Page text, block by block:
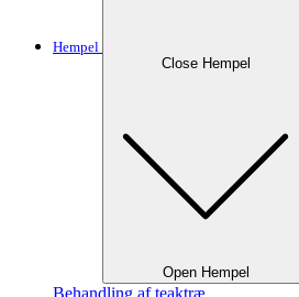
Hempel
Close Hempel
Open Hempel
Behandling af teaktræ